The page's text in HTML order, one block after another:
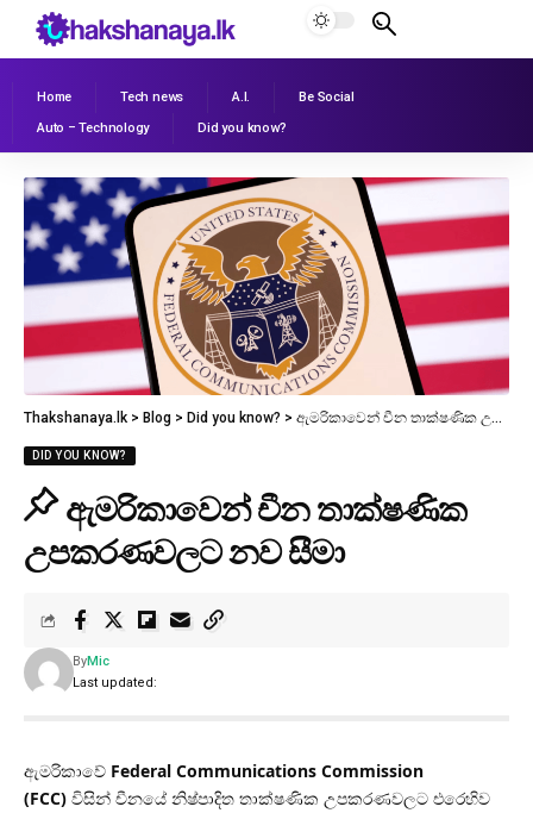
Home Tech news A.I.
Be Social
Auto – Technology
Did you know?
Thakshanaya.lk > Blog > Did you know? > ඇමරිකාවෙන් චීන තාක්ෂණික උපකරණවලට නව සීමා
DID YOU KNOW?
ඇමරිකාවෙන් චීන තාක්ෂණික
උපකරණවලට නව සීමා
Last updated:
ByMic
ඇමරිකාවේ Federal Communications Commission
(FCC) විසින් චීනයේ නිෂ්පාදිත තාක්ෂණික උපකරණවලට එරෙහිව